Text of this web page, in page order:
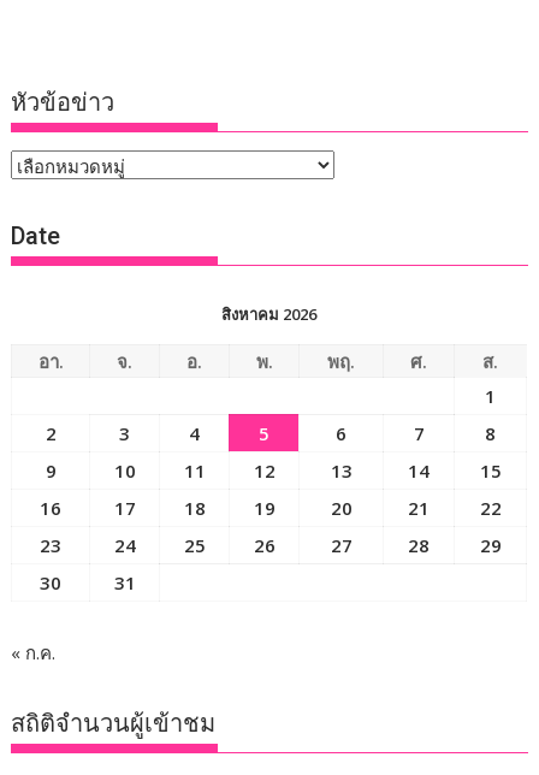
หัวข้อข่าว
หัวข้อ
Date
สิงหาคม 2026
อา. จ. อ. พ. พฤ. ศ.
ส.
1
2
3 4 5 6 7
8
9
10 11 12 13 14
15
16
17 18 19 20 21
22
23
24 25 26 27 28
29
30
31
« ก.ค.
สถิติจำนวนผู้เข้าชม